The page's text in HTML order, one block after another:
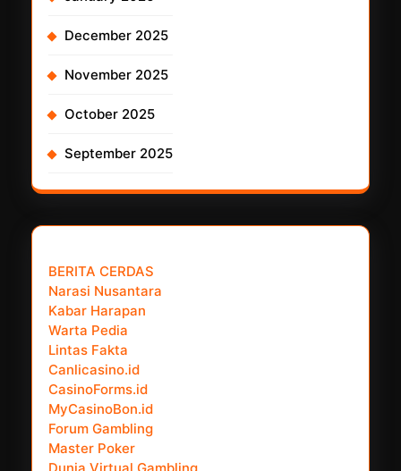
December 2025
November 2025
October 2025
September 2025
BERITA CERDAS
Narasi Nusantara
Kabar Harapan
Warta Pedia
Lintas Fakta
Canlicasino.id
CasinoForms.id
MyCasinoBon.id
Forum Gambling
Master Poker